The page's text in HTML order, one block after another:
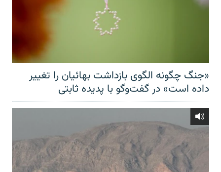
«جنگ چگونه الگوی بازداشت بهائیان را تغییر
داده است» در گفت‌وگو با پدیده ثابتی